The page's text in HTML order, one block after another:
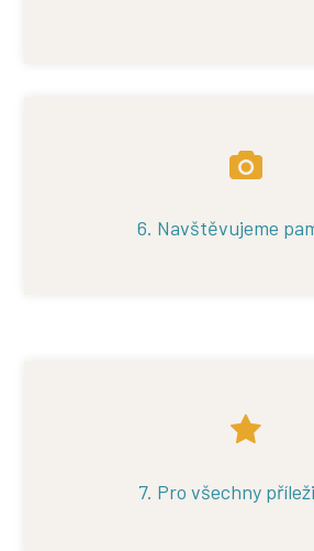
6. Navštěvujeme
7. Pro všechny